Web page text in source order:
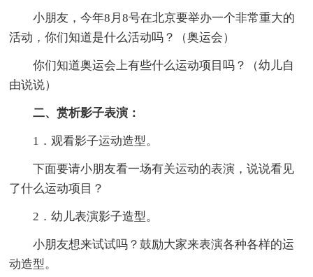
小朋友，今年8月8号在北京要举办一个非常重大的
活动，你们知道是什么活动吗？（奥运会）
你们知道奥运会上有些什么运动项目吗？（幼儿自
由说说）
二、赏析影子表演：
1．观看影子运动造型。
下面要请小朋友看一场有关运动的表演，说说看见
了什么运动项目？
2．幼儿表演影子造型。
小朋友想来试试吗？鼓励大家来表演各种各样的运
动造型。